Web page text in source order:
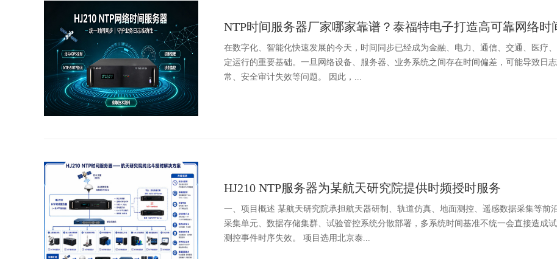
NTP时间服务器厂家哪家靠谱？泰福特电子打造高可靠网络时
在数字化、智能化快速发展的今天，时间同步已经成为金融、电力、通信、交通、医疗
定运行的重要基础。一旦网络设备、服务器、业务系统之间存在时间偏差，可能导致日
常、安全审计失效等问题。 因此，...
HJ210 NTP服务器为某航天研究院提供时频授时服务
一、项目概述 某航天研究院承担航天器研制、轨道仿真、地面测控、遥感数据采集等前
采集单元、数据存储集群、试验管控系统分散部署，多系统时间基准不统一会直接造成
测控事件时序失效。 项目选用北京泰...